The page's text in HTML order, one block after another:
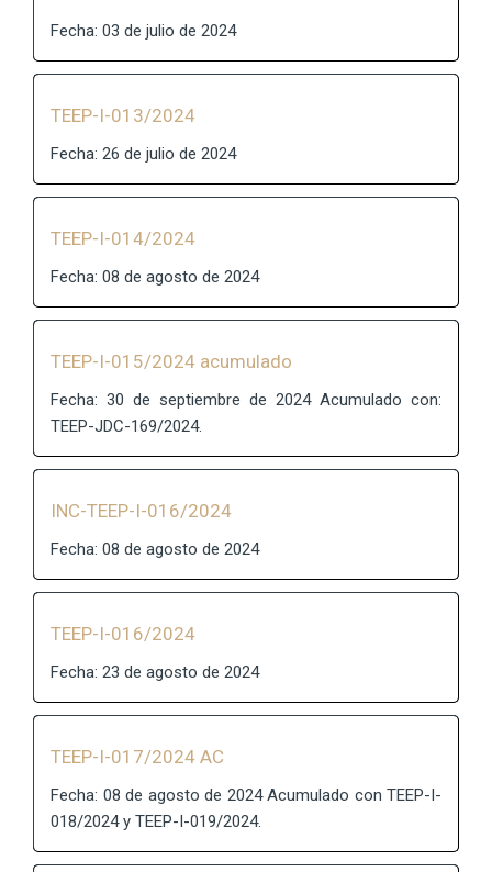
Fecha: 03 de julio de 2024
TEEP-I-013/2024
Fecha: 26 de julio de 2024
TEEP-I-014/2024
Fecha: 08 de agosto de 2024
TEEP-I-015/2024 acumulado
Fecha: 30 de septiembre de 2024 Acumulado con:
TEEP-JDC-169/2024.
INC-TEEP-I-016/2024
Fecha: 08 de agosto de 2024
TEEP-I-016/2024
Fecha: 23 de agosto de 2024
TEEP-I-017/2024 AC
Fecha: 08 de agosto de 2024 Acumulado con TEEP-I-
018/2024 y TEEP-I-019/2024.